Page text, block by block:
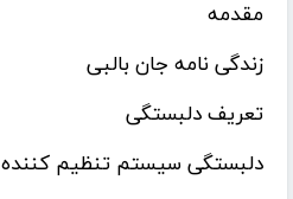
مقدمه
زندگی‌ نامه جان بالبی
تعریف دلبستگی
دلبستگی سیستم تنظیم کننده